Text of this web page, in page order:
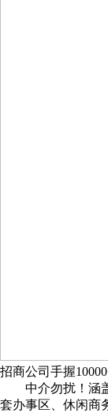
招商公司手握
中介勿扰！涵盖
套办事区、休闲商